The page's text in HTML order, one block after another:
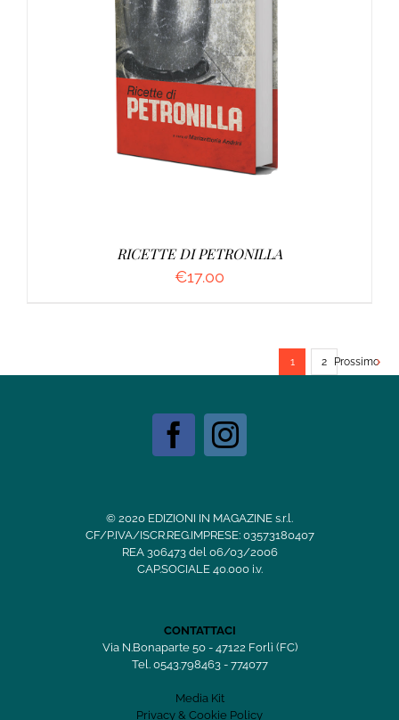
DETTAGLI
RICETTE DI PETRONILLA
€17.00
1 2 Prossimo
© 2020 EDIZIONI IN MAGAZINE s.r.l.
CF/P.IVA/ISCR.REG.IMPRESE: 03573180407
REA 306473 del 06/03/2006
CAP.SOCIALE 40.000 i.v.
CONTATTACI
Via N.Bonaparte 50 - 47122 Forlì (FC)
Tel. 0543.798463 - 774077
Media Kit
Privacy & Cookie Policy